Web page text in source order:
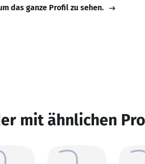
das ganze Profil zu sehen.
mit ähnlichen